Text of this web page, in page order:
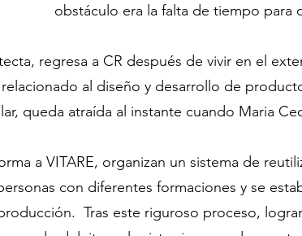
obstáculo era la falta de tiempo para
regresa a CR después de vivir en el
al diseño y desarrollo de
queda atraída al instante cuando Maria
a VITARE, organizan un sistema de
con diferentes formaciones y se
Tras este riguroso proceso,